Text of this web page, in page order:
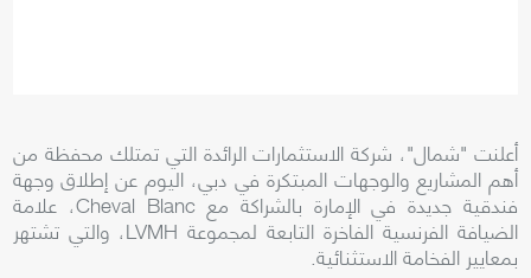
أعلنت "شمال"، شركة الاستثمارات الرائدة التي تمتلك محفظة من
أهم المشاريع والوجهات المبتكرة في دبي، اليوم عن إطلاق وجهة
فندقية جديدة في الإمارة بالشراكة مع Cheval Blanc، علامة
الضيافة الفرنسية الفاخرة التابعة لمجموعة LVMH، والتي تشتهر
بمعايير الفخامة الاستثنائية.